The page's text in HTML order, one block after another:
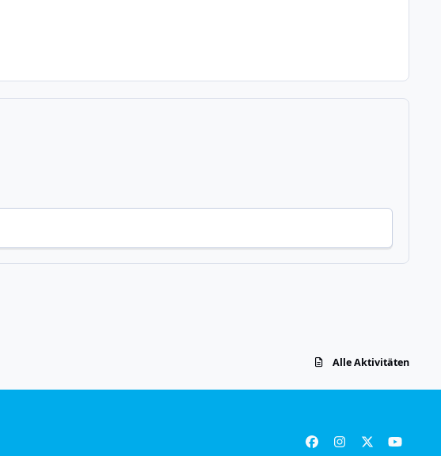
Alle Aktivitäten